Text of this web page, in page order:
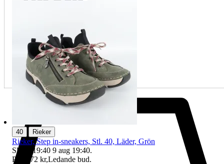
40 Rieker
Rieker, Step in-sneakers, Stl. 40, Läder, Grön
Sluttid 19:40 9 aug 19:40.
Pris:
272 kr,Ledande bud.